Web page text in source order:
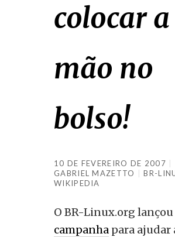
colocar a
mão no
bolso!
10 DE FEVEREIRO DE 2007
GABRIEL MAZETTO
BR-
WIKIPEDIA
O BR-Linux.org
campanha para ajudar